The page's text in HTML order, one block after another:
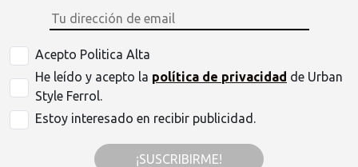
Acepto Politica Alta
He leído y acepto la política de privacidad de Urban
Style Ferrol.
Estoy interesado en recibir publicidad.
¡SUSCRIBIRME!